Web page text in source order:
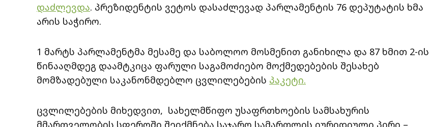
დაძლევდა. პრეზიდენტის ვეტოს დასაძლევად პარლამენტის 76 დეპუტატის ხმა
არის საჭირო.
1 მარტს პარლამენტმა მესამე და საბოლოო მოსმენით განიხილა და 87 ხმით 2-ის
წინააღმდეგ დაამტკიცა ფარული საგამოძიებო მოქმედებების შესახებ
მომზადებული საკანონმდებლო ცვლილებების პაკეტი.
ცვლილებების მიხედვით, სახელმწიფო უსაფრთხოების სამსახურის
მმართველობის სფეროში შეიქმნება საჯარო სამართლის იურიდიული პირი –